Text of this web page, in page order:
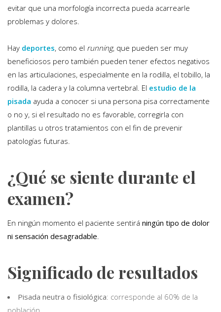
evitar que una morfología incorrecta pueda acarrearle
problemas y dolores.
Hay deportes, como el running, que pueden ser muy
beneficiosos pero también pueden tener efectos negativos
en las articulaciones, especialmente en la rodilla, el tobillo, la
rodilla, la cadera y la columna vertebral. El estudio de la
pisada ayuda a conocer si una persona pisa correctamente
o no y, si el resultado no es favorable, corregirla con
plantillas u otros tratamientos con el fin de prevenir
patologías futuras.
¿Qué se siente durante el
examen?
En ningún momento el paciente sentirá ningún tipo de dolor
ni sensación desagradable.
Significado de resultados
Pisada neutra o fisiológica: corresponde al 60% de la